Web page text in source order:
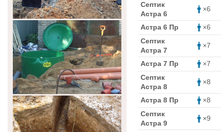
Септик
Астра 6
×6
Астра 6 Пр
×6
Септик
Астра 7
×7
Астра 7 Пр
×7
Септик
Астра 8
×8
Астра 8 Пр
×8
Септик
Астра 9
×9